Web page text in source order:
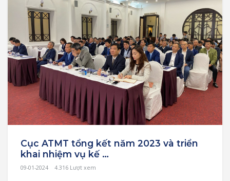
Cục ATMT tổng kết năm 2023 và triển
khai nhiệm vụ kế …
09-01-2024 4.316 Lượt xem